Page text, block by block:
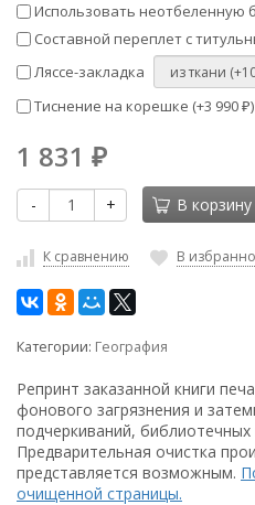
Использовать неотбеленную
Составной переплет с
Ляссе-закладка
Тиснение на корешке (+3 990 ₽)
1 831 ₽
- + В корзину
К сравнению В
Категории: География
Репринт заказанной книги
фонового загрязнения и
подчеркиваний,
Предварительная очистка
представляется возможным.
очищенной страницы.